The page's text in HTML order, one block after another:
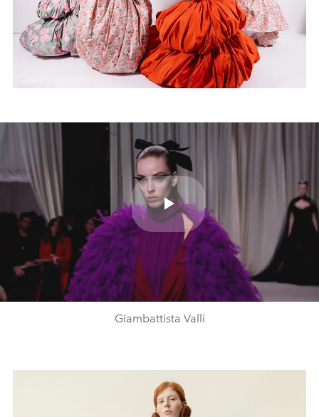
Play
Video
Giambattista Valli